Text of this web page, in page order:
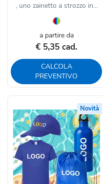
, uno zainetto a strozzo in...
a partire da
€ 5,35 cad.
CALCOLA
PREVENTIVO
Novità